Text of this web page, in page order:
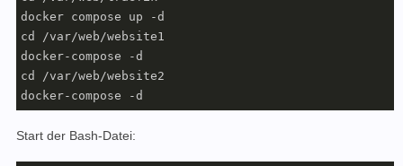
docker compose up -d
cd /var/web/website1
docker-compose -d
cd /var/web/website2
docker-compose -d
Start der Bash-Datei: